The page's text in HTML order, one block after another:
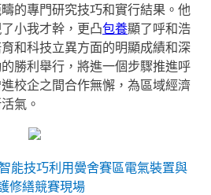
的專門研究技巧和實行結果。他
小我才幹，更凸包養顯了呼和浩
和科技立異方面的明顯成績和深
勝利舉行，將進一個步驟推進呼
校企之間合作無懈，為區域經濟
氣。
能技巧利用黌舍賽區電氣裝置與
修繕競賽現場